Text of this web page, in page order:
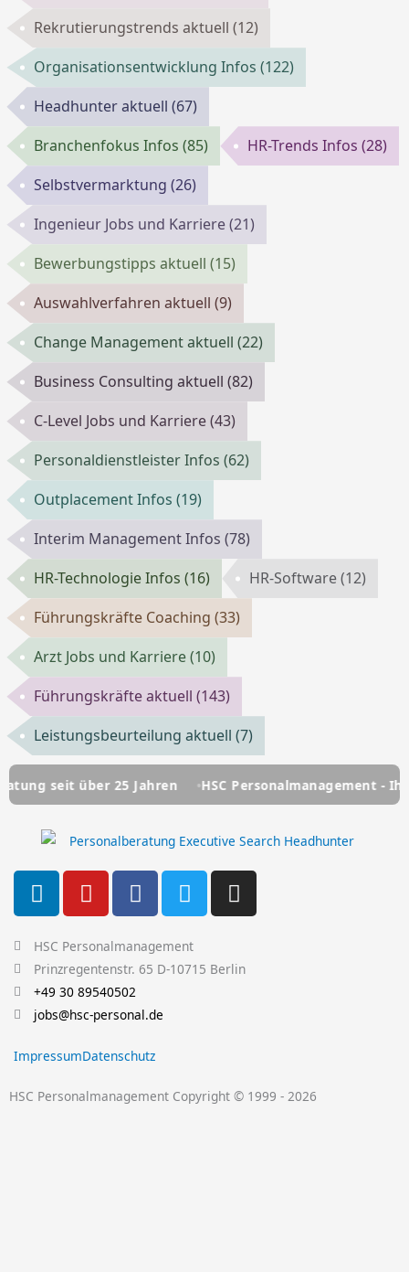
Rekrutierungstrends aktuell(12)
Organisationsentwicklung Infos(122)
Headhunter aktuell(67)
Branchenfokus Infos(85) HR-Trends Infos(28)
Selbstvermarktung(26)
Ingenieur Jobs und Karriere(21)
Bewerbungstipps aktuell(15)
Auswahlverfahren aktuell(9)
Change Management aktuell(22)
Business Consulting aktuell(82)
C-Level Jobs und Karriere(43)
Personaldienstleister Infos(62)
Outplacement Infos(19)
Interim Management Infos(78)
HR-Technologie Infos(16) HR-Software(12)
Führungskräfte Coaching(33)
Arzt Jobs und Karriere(10)
Führungskräfte aktuell(143)
Leistungsbeurteilung aktuell(7)
25 Jahren HSC Personalmanagement - Ihre
L
i
n
k
e
d
i
Y
o
u
t
u
b
e
F
a
c
e
b
o
o
-
f
T
w
i
t
t
I
n
s
a
HSC Personalmanagement
Prinzregentenstr. 65 D-10715 Berlin
+49 30 89540502
jobs@hsc-personal.de
ImpressumDatenschutz
HSC Personalmanagement Copyright © 1999 - 2026